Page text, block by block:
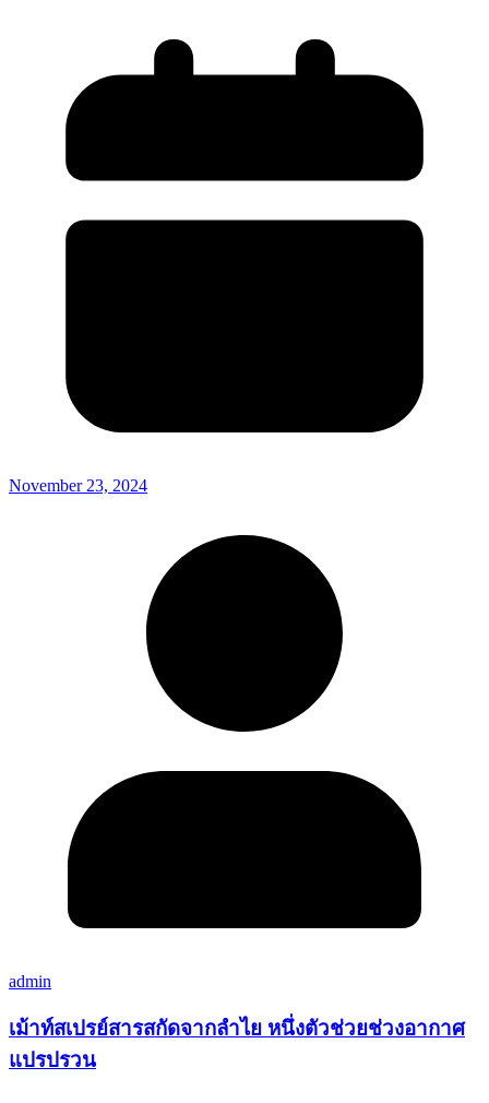
November 23, 2024
admin
เม้าท์สเปรย์สารสกัดจากลำไย หนึ่งตัวช่วยช่วงอากาศ
แปรปรวน